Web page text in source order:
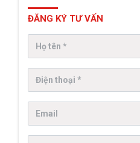
ĐĂNG KÝ TƯ VẤN